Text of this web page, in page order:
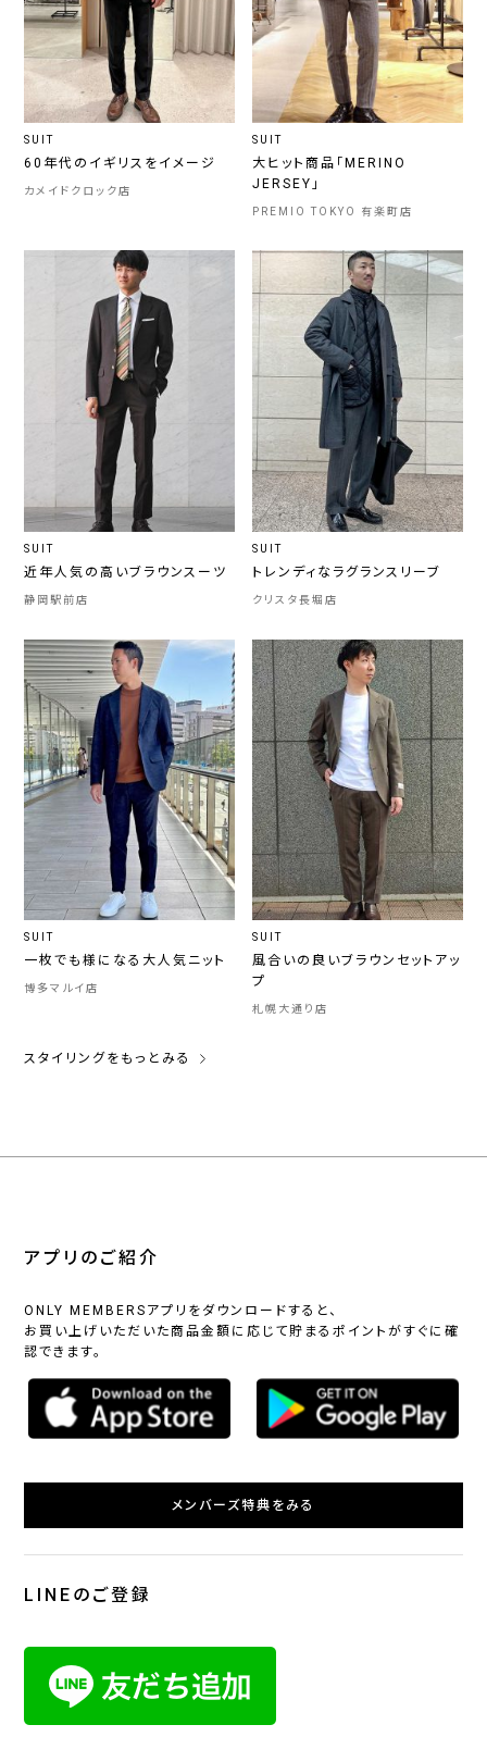
SUIT
60年代のイギリスをイメージ
カメイドクロック店
SUIT
大ヒット商品「MERINO
JERSEY」
PREMIO TOKYO 有楽町店
SUIT
近年人気の高いブラウンスーツ
静岡駅前店
SUIT
トレンディなラグランスリーブ
クリスタ長堀店
SUIT
一枚でも様になる大人気ニット
博多マルイ店
SUIT
風合いの良いブラウンセットアッ
プ
札幌大通り店
スタイリングをもっとみる
アプリのご紹介
ONLY MEMBERSアプリをダウンロードすると、
お買い上げいただいた商品金額に応じて貯まるポイントがすぐに確
認できます。
メンバーズ特典をみる
LINEのご登録